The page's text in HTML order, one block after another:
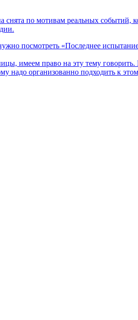
по мотивам реальных событий,
посмотреть «Последнее
имеем право на эту тему говорить.
надо организованно подходить к